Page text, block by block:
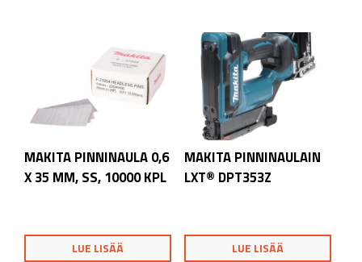
MAKITA PINNINAULA 0,6
X 35 MM, SS, 10000 KPL
LUE LISÄÄ
MAKITA PINNINAULAIN
LXT® DPT353Z
LUE LISÄÄ